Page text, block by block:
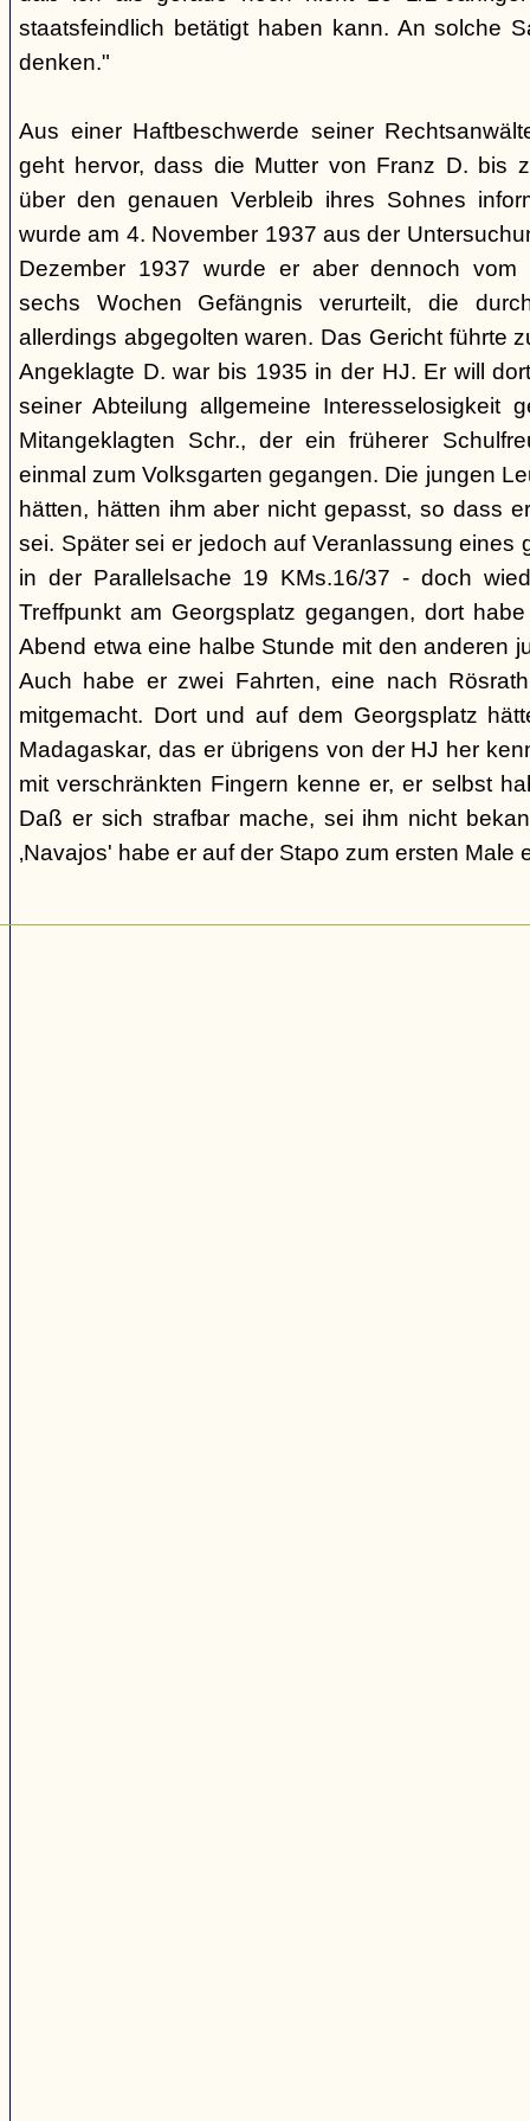
staatsfeindlich betätigt haben kann. An solche
denken."
Aus einer Haftbeschwerde seiner
geht hervor, dass die Mutter von Franz D. bis
über den genauen Verbleib ihres Sohnes
wurde am 4. November 1937 aus der
Dezember 1937 wurde er aber dennoch vom
sechs Wochen Gefängnis verurteilt, die
allerdings abgegolten waren. Das Gericht führte
Angeklagte D. war bis 1935 in der HJ. Er will
seiner Abteilung allgemeine Interesselosigkeit
Mitangeklagten Schr., der ein früherer
einmal zum Volksgarten gegangen. Die jungen
hätten, hätten ihm aber nicht gepasst, so dass
sei. Später sei er jedoch auf Veranlassung eines
in der Parallelsache 19 KMs.16/37 - doch
Treffpunkt am Georgsplatz gegangen, dort
Abend etwa eine halbe Stunde mit den anderen
Auch habe er zwei Fahrten, eine nach
mitgemacht. Dort und auf dem Georgsplatz
Madagaskar, das er übrigens von der HJ her
mit verschränkten Fingern kenne er, er selbst
Daß er sich strafbar mache, sei ihm nicht
‚Navajos' habe er auf der Stapo zum ersten Male